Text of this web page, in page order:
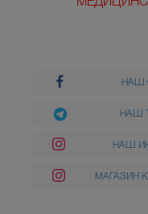
НАШ
НАШ
НАШ
МАГАЗИН